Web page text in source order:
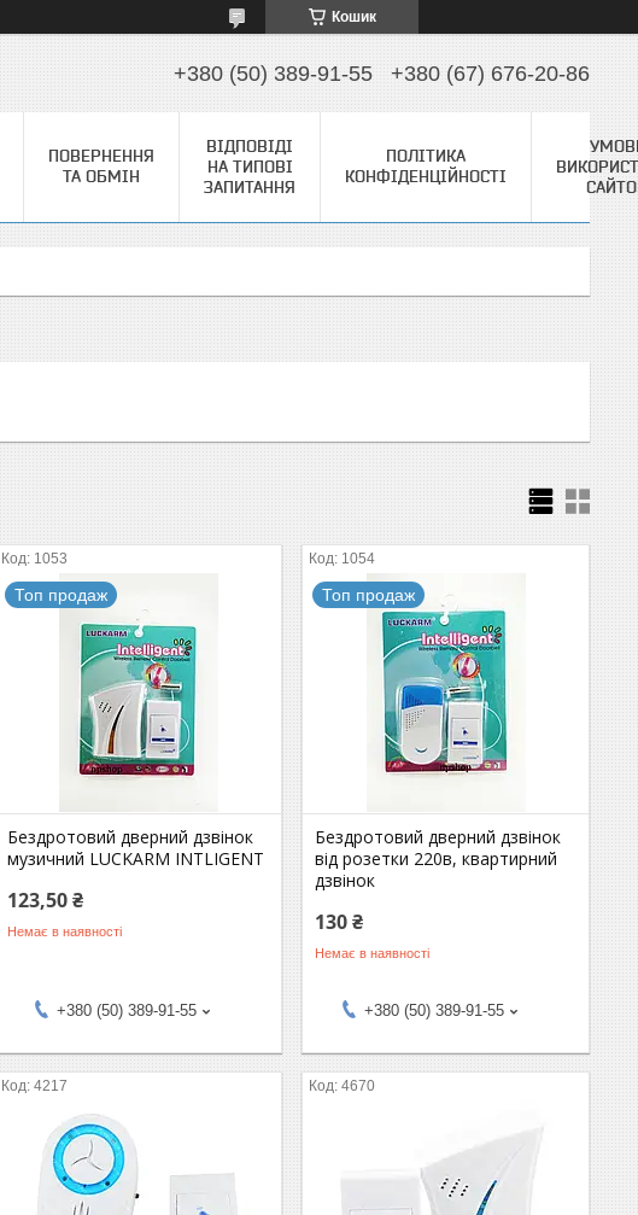
Кошик
+380 (50) 389-91-55 +380 (67) 676-20-86
ПОВЕРНЕННЯ
ТА ОБМІН
ВІДПОВІДІ
НА ТИПОВІ
ЗАПИТАННЯ
ПОЛІТИКА
КОНФІДЕНЦІЙНОСТІ
1053
Топ продаж
Бездротовий дверний дзвінок
музичний LUCKARM INTLIGENT
123,50 ₴
Немає в наявності
+380 (50) 389-91-55
1054
Топ продаж
Бездротовий дверний дзвінок
від розетки 220в, квартирний
дзвінок
130 ₴
Немає в наявності
+380 (50) 389-91-55
4217 4670